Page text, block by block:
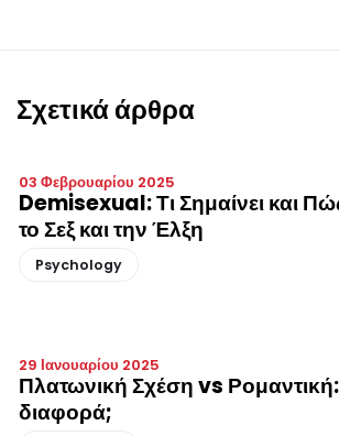
Σχετικά άρθρα
03 Φεβρουαρίου 2025
Demisexual: Τι Σημαίνει και
το Σεξ και την Έλξη
Psychology
29 Ιανουαρίου 2025
Πλατωνική Σχέση vs Ρομαντική:
διαφορά;